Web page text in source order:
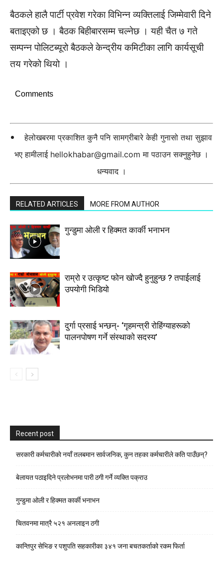
बैठकले हालै पार्टी प्रवेश गरेका विभिन्न व्यक्तिलाई जिम्मेवारी दिने
बताइएको छ । बैठक बिहीबारसम्म चल्नेछ । यही चैत ७ गते
सम्पन्न पोलिटब्यूरो बैठकले केन्द्रीय कमिटीका लागि कार्यसूची
तय गरेको थियो ।
Comments
हेलोखबरमा प्रकाशित कुनै पनि सामग्रीबारे केही गुनासो तथा सुझाव
भए हामीलाई hellokhabar@gmail.com मा पठाउन सक्नुहुनेछ ।
धन्यवाद ।
RELATED ARTICLES MORE FROM AUTHOR
गुन्डुमा ओली र हिक्मत कार्की भनाभन
राम्रो र उत्कृष्ट फोन खोज्दै हुनुहुन्छ ? तपाईलाई
उपयोगी भिडियो
दुर्गा प्रसाई भन्छन्- ‘गृहमन्त्री रोहिंग्याहरूको
पालनपोषण गर्ने संस्थाको सदस्य’
Recent post
सरकारी कर्मचारीकाे नयाँ तलबमान सार्वजनिक, कुन तहका कर्मचारीले कति पाउँछन्?
बेलायत पठाइदिने प्रलाेभनमा पारी ठगी गर्ने व्यक्ति पक्राउ
गुन्डुमा ओली र हिक्मत कार्की भनाभन
चितवनमा मात्रै ५२१ अनलाइन ठगी
कान्तिपुर सेभिङ र पशुपति सहकारीका ३४१ जना बचतकर्ताको रकम फिर्ता